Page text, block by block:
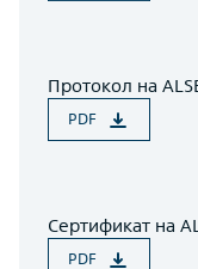
Протокол на
PDF
Сертификат на
PDF